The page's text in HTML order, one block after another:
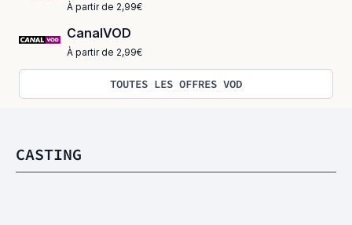
À partir de 2,99€
CanalVOD
À partir de 2,99€
TOUTES LES OFFRES VOD
CASTING